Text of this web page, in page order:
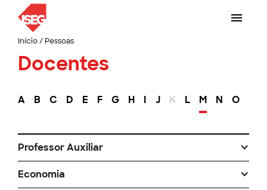
Início/ Pessoas
Docentes
A B C D E F G H I J K L M N O
Professor Auxiliar
Economia